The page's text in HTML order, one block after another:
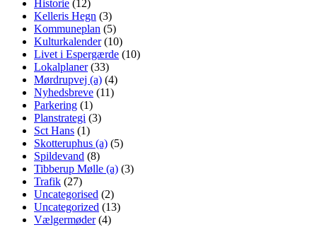
Historie (12)
Kelleris Hegn (3)
Kommuneplan (5)
Kulturkalender(10)
Livet i Espergærde (10)
Lokalplaner(33)
Mørdrupvej (a) (4)
Nyhedsbreve (11)
Parkering (1)
Planstrategi (3)
Sct Hans (1)
Skotteruphus (a) (5)
Spildevand (8)
Tibberup Mølle (a) (3)
Trafik (27)
Uncategorised (2)
Uncategorized (13)
Vælgermøder(4)